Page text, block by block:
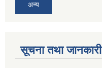
अन्य
सूचना तथा जानकारी